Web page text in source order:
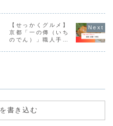
の隠れた名店”と呼
軒です。
【せっかくグルメ】
京都「一の傳（いち
のでん）」職人手作
書き込む